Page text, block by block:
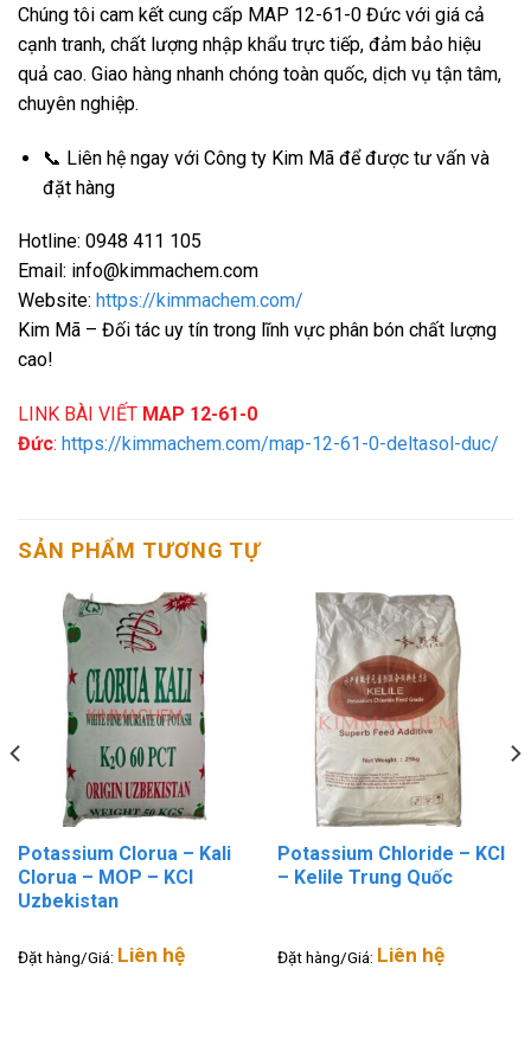
Chúng tôi cam kết cung cấp MAP 12-61-0 Đức với giá cả
cạnh tranh, chất lượng nhập khẩu trực tiếp, đảm bảo hiệu
quả cao. Giao hàng nhanh chóng toàn quốc, dịch vụ tận tâm,
chuyên nghiệp.
📞 Liên hệ ngay với Công ty Kim Mã để được tư vấn và
đặt hàng
Hotline: 0948 411 105
Email: info@kimmachem.com
Website: https://kimmachem.com/
Kim Mã – Đối tác uy tín trong lĩnh vực phân bón chất lượng
cao!
LINK BÀI VIẾT MAP 12-61-0
Đức: https://kimmachem.com/map-12-61-0-deltasol-duc/
SẢN PHẨM TƯƠNG TỰ
Potassium Clorua – Kali
Clorua – MOP – KCl
Uzbekistan
Đặt hàng/Giá: Liên hệ
Potassium Chloride – KCl
– Kelile Trung Quốc
Đặt hàng/Giá: Liên hệ